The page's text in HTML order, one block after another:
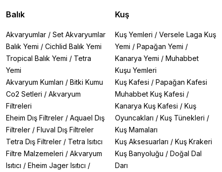
Balık
Akvaryumlar / Set Akvaryumlar
Balık Yemi / Cichlid Balık Yemi
Tropical Balık Yemi / Tetra
Yemi
Akvaryum Kumları / Bitki Kumu
Co2 Setleri / Akvaryum
Filtreleri
Eheim Dış Filtreler / Aquael Dış
Filtreler / Fluval Dış Filtreler
Tetra Dış Filtreler / Tetra Isıtıcı
Filtre Malzemeleri / Akvaryum
Isıtıcı / Eheim Jager Isıtıcı /
Kuş
Kuş Yemleri / Versele Laga Kuş
Yemi / Papağan Yemi /
Kanarya Yemi / Muhabbet
Kuşu Yemleri
Kuş Kafesi / Papağan Kafesi
Muhabbet Kuş Kafesi /
Kanarya Kuş Kafesi / Kuş
Oyuncakları / Kuş Tünekleri /
Kuş Mamaları
Kuş Aksesuarları / Kuş Krakeri
Kuş Banyoluğu / Doğal Dal
Darı